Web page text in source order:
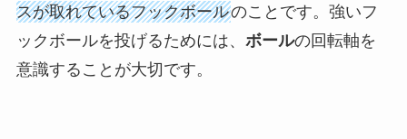
スが取れているフックボールのことです。強いフ
ックボールを投げるためには、 ボールの回転軸を
意識することが大切です。